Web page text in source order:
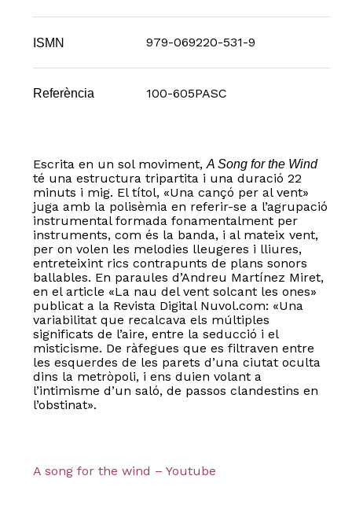
ISMN 979-069220-531-9
Referència 100-605PASC
Escrita en un sol moviment,A Song for the Wind
té una estructura tripartita i una duració 22
minuts i mig. El títol, «Una cançó per al vent»
juga amb la polisèmia en referir-se a l’agrupació
instrumental formada fonamentalment per
instruments, com és la banda, i al mateix vent,
per on volen les melodies lleugeres i lliures,
entreteixint rics contrapunts de plans sonors
ballables. En paraules d’Andreu Martínez Miret,
en el article «La nau del vent solcant les ones»
publicat a la Revista Digital Nuvol.com: «Una
variabilitat que recalcava els múltiples
significats de l’aire, entre la seducció i el
misticisme. De ràfegues que es filtraven entre
les esquerdes de les parets d’una ciutat oculta
dins la metròpoli, i ens duien volant a
l’intimisme d’un saló, de passos clandestins en
l’obstinat».
A song for the wind – Youtube